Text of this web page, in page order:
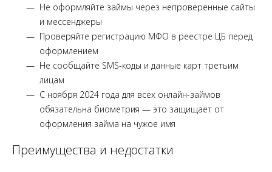
Не оформляйте займы через непроверенные сайты
и мессенджеры
Проверяйте регистрацию МФО в реестре ЦБ перед
оформлением
Не сообщайте SMS-коды и данные карт третьим
лицам
С ноября 2024 года для всех онлайн-займов
обязательна биометрия — это защищает от
оформления займа на чужое имя
Преимущества и недостатки